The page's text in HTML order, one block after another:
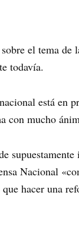
el tema
todavía.
está en
con mucho
Nacional
hacer una